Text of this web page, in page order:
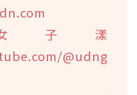
子漾
@udng